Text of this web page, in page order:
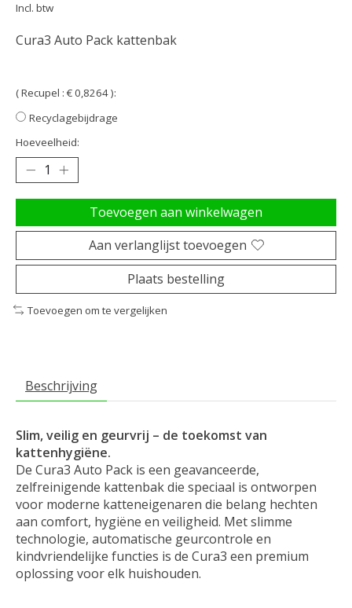
Incl. btw
Cura3 Auto Pack kattenbak
( Recupel : € 0,8264 ):
Recyclagebijdrage
Hoeveelheid:
Toevoegen aan winkelwagen
Aan verlanglijst toevoegen
Plaats bestelling
Toevoegen om te vergelijken
Beschrijving
Slim, veilig en geurvrij – de toekomst van
kattenhygiëne.
De Cura3 Auto Pack is een geavanceerde,
zelfreinigende kattenbak die speciaal is ontworpen
voor moderne katteneigenaren die belang hechten
aan comfort, hygiëne en veiligheid. Met slimme
technologie, automatische geurcontrole en
kindvriendelijke functies is de Cura3 een premium
oplossing voor elk huishouden.